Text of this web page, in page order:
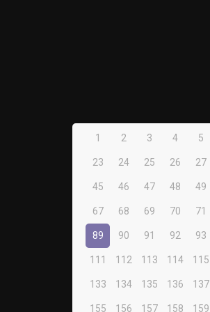
1 2 3 4 5
23 24 25 26 27
45 46 47 48 49
67 68 69 70 71
89 90 91 92 93
111 112 113 114 115
133 134 135 136 137
155 156 157 158 159